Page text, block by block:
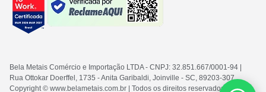
Bela Metais Comércio e Importação LTDA- CNPJ: 32.851.667/0001-94
Rua Ottokar Doerffel, 1735 - Anita Garibaldi, Joinville - SC, 89203-307
Copyright © www.belametais.com.br | Todos os direitos reservados